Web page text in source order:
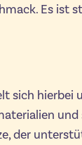
Es ist
sich hierbei
der